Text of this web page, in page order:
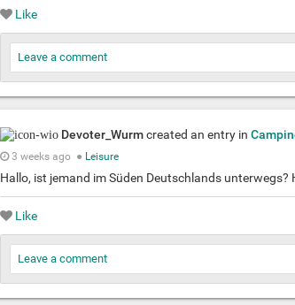
Like
Leave a comment
Devoter_Wurmcreated an entry in
3 weeks ago ● Leisure
Hallo, ist jemand im Süden Deutschlands unterwegs?
Like
Leave a comment